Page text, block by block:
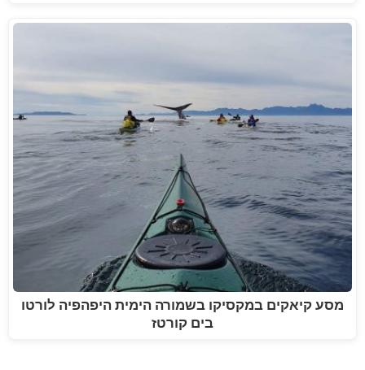
מסע קיאקים במקסיקו בשמורה הימית היפהפיה לורטו
בים קורטז